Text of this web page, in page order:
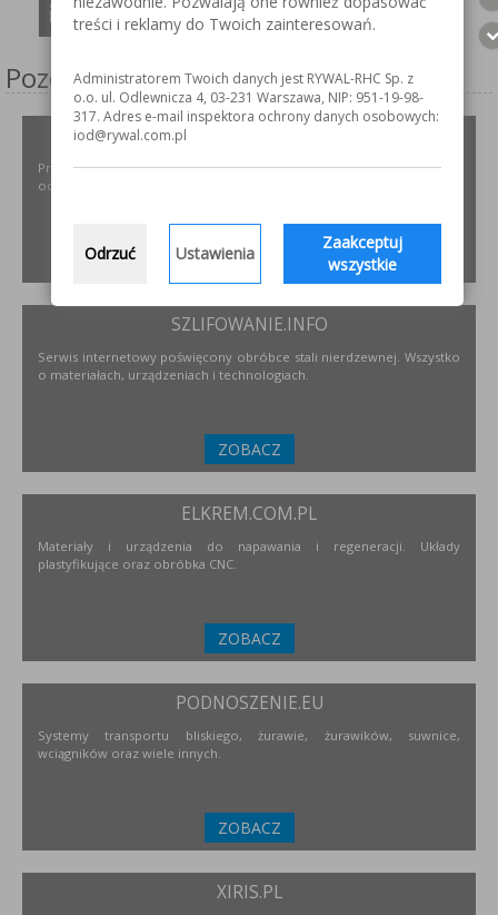
Pozostałe serwisy firmy
Projektowanie i dobór, montaż, serwis instalacji i urządzeń
odpylających dla różnych gałęzi przemysłu.
ZOBACZ
SZLIFOWANIE.INFO
Serwis internetowy poświęcony obróbce stali nierdzewnej. Wszystko
o materiałach, urządzeniach i technologiach.
ZOBACZ
ELKREM.COM.PL
Materiały i urządzenia do napawania i regeneracji. Układy
plastyfikujące oraz obróbka CNC.
ZOBACZ
PODNOSZENIE.EU
Systemy transportu bliskiego, żurawie, żurawików, suwnice,
wciągników oraz wiele innych.
ZOBACZ
XIRIS.PL
treści i reklamy do Twoich zainteresowań.
Administratorem Twoich danych jest RYWAL-RHC Sp. z
o.o. ul. Odlewnicza 4, 03-231 Warszawa, NIP: 951-19-98-
317. Adres e-mail inspektora ochrony danych osobowych:
iod@rywal.com.pl
Odrzuć Ustawienia
Zaakceptuj
wszystkie